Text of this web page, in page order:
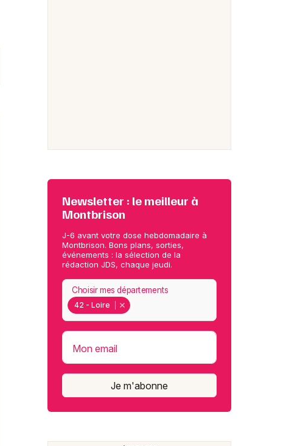
Newsletter : le meilleur à
Montbrison
J-6 avant votre dose hebdomadaire à
Montbrison. Bons plans, sorties,
événements : la sélection de la
rédaction JDS, chaque jeudi.
42 - Loire
Choisir mes départements
Mon email
Je m'abonne